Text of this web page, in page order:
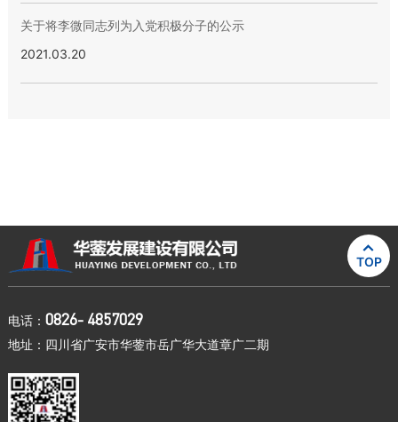
关于将李微同志列为入党积极分子的公示
2021.03.20

TOP
电话： 0826- 4857029
地址：四川省广安市华蓥市岳广华大道章广二期